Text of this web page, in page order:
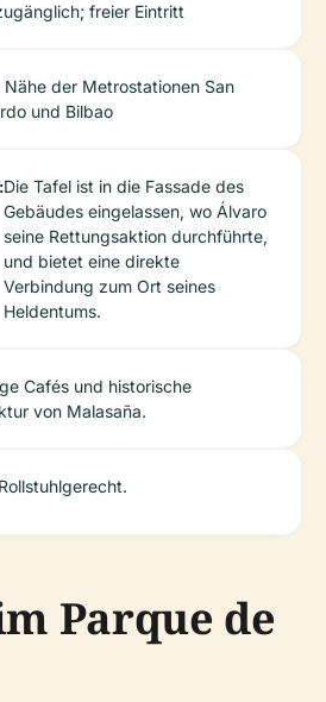
freier Eintritt
Nähe der Metrostationen San
und Bilbao
Die Tafel ist in die Fassade des
Gebäudes eingelassen, wo Álvaro
seine Rettungsaktion durchführte,
und bietet eine direkte
Verbindung zum Ort seines
Heldentums.
Cafés und historische
von Malasaña.
Rollstuhlgerecht.
Parque de